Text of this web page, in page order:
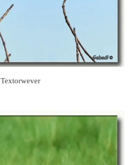
Textorwever